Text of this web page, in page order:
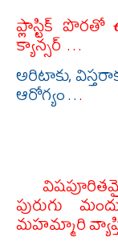
ప్లాస్టిక్
క్యాన్సర్ . . .
అరిటాకు,
ఆరోగ్యం . ..
పురుగు
మహమ్మారి వ్యాప్తి